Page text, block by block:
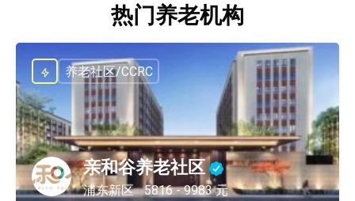
热门养老机构
亲和谷养老社区
浦东新区 5816 - 9983 元
养老社区/CCRC